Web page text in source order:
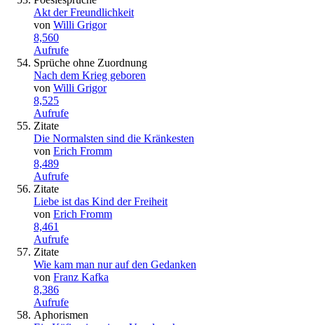
Akt der Freundlichkeit
von Willi Grigor
8,560
Aufrufe
Sprüche ohne Zuordnung
Nach dem Krieg geboren
von Willi Grigor
8,525
Aufrufe
Zitate
Die Normalsten sind die Kränkesten
von Erich Fromm
8,489
Aufrufe
Zitate
Liebe ist das Kind der Freiheit
von Erich Fromm
8,461
Aufrufe
Zitate
Wie kam man nur auf den Gedanken
von Franz Kafka
8,386
Aufrufe
Aphorismen